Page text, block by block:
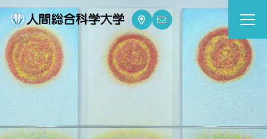
大学案内
Guide
学部・大学院
Department